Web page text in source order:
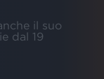
il suo
dal 19